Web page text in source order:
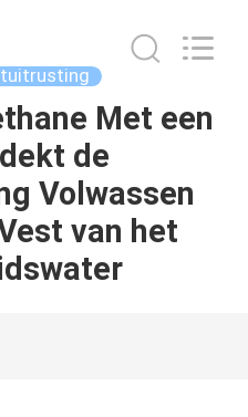
Met een
de
Volwassen
van het